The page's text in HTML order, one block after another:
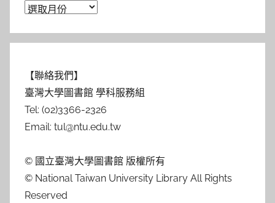
【聯絡我們】
臺灣大學圖書館 學科服務組
Tel: (02)3366-2326
Email: tul@ntu.edu.tw
© 國立臺灣大學圖書館 版權所有
© National Taiwan University Library All Rights
Reserved